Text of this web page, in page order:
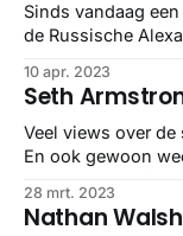
Sinds vandaag
de Russische
hoogtijdagen van
10 apr. 2023
Seth
Veel views over
En ook gewoon
28 mrt. 2023
Nathan Walsh